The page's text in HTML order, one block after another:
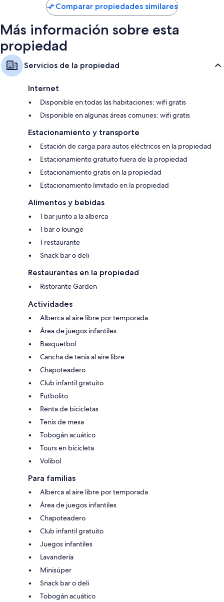
de
$75
Comparar propiedades similares
Más información sobre esta
propiedad
Servicios de la propiedad
Internet
Disponible en todas las habitaciones: wifi gratis
Disponible en algunas áreas comunes: wifi gratis
Estacionamiento y transporte
Estación de carga para autos eléctricos en la propiedad
Estacionamiento gratuito fuera de la propiedad
Estacionamiento gratis en la propiedad
Estacionamiento limitado en la propiedad
Alimentos y bebidas
1 bar junto a la alberca
1 bar o lounge
1 restaurante
Snack bar o deli
Restaurantes en la propiedad
Ristorante Garden
Actividades
Alberca al aire libre por temporada
Área de juegos infantiles
Basquetbol
Cancha de tenis al aire libre
Chapoteadero
Club infantil gratuito
Futbolito
Renta de bicicletas
Tenis de mesa
Tobogán acuático
Tours en bicicleta
Volibol
Para familias
Alberca al aire libre por temporada
Área de juegos infantiles
Chapoteadero
Club infantil gratuito
Juegos infantiles
Lavandería
Minisúper
Snack bar o deli
Tobogán acuático